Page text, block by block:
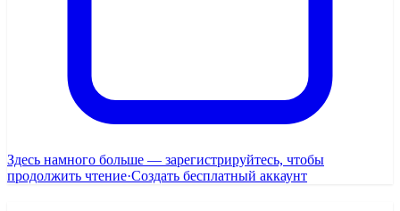
Здесь намного больше — зарегистрируйтесь, чтобы
продолжить чтение·Создать бесплатный аккаунт